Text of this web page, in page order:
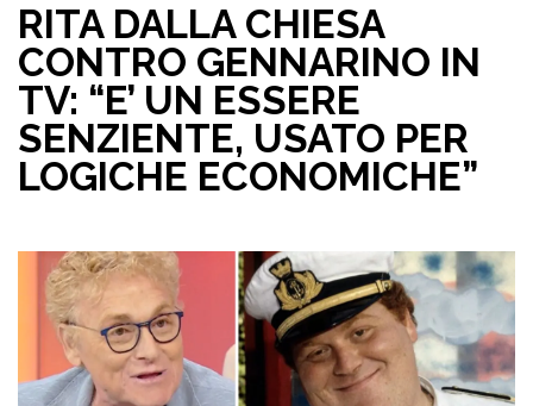
RITA DALLA CHIESA
CONTRO GENNARINO IN
TV: “E’ UN ESSERE
SENZIENTE, USATO PER
LOGICHE ECONOMICHE”